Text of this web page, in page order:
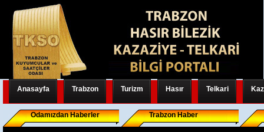
Anasayfa Trabzon Turizm Hasır Telkari
Odamızdan Haberler Trabzon Haber